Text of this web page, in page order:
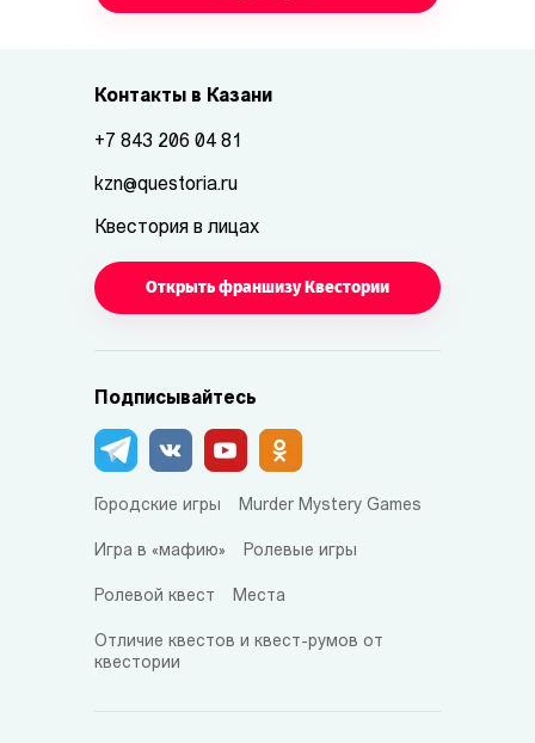
Контакты в Казани
+7 843 206 04 81
kzn@questoria.ru
Квестория в лицах
Открыть франшизу Квестории
Подписывайтесь
Городские игры Murder Mystery Games
Игра в «мафию» Ролевые игры
Ролевой квест Места
Отличие квестов и квест-румов от
квестории